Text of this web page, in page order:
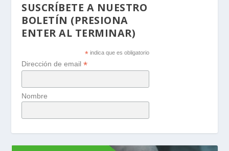
SUSCRÍBETE A NUESTRO
BOLETÍN (PRESIONA
ENTER AL TERMINAR)
* indica que es obligatorio
Dirección de email*
Nombre